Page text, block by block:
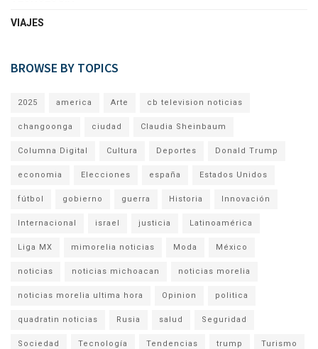
VIAJES
BROWSE BY TOPICS
2025 america Arte cb television noticias
changoonga ciudad Claudia Sheinbaum
Columna Digital Cultura Deportes Donald Trump
economia Elecciones españa Estados Unidos
fútbol gobierno guerra Historia Innovación
Internacional israel justicia Latinoamérica
Liga MX mimorelia noticias Moda México
noticias noticias michoacan noticias morelia
noticias morelia ultima hora Opinion politica
quadratin noticias Rusia salud Seguridad
Sociedad Tecnología Tendencias trump Turismo